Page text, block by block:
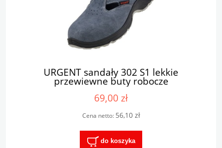
URGENT sandały 302 S1 lekkie
przewiewne buty robocze
69,00 zł
Cena netto: 56,10 zł
do koszyka